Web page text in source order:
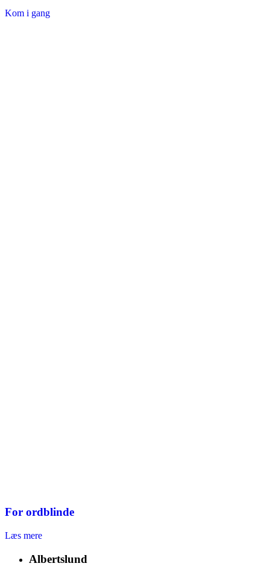
Kom i gang
For ordblinde
Læs mere
Albertslund